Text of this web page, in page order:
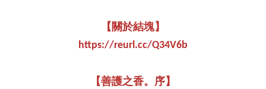
【關於結塊】
https://reurl.cc/Q34V6b
【善護之香。序】